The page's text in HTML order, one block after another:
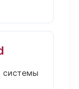
системы